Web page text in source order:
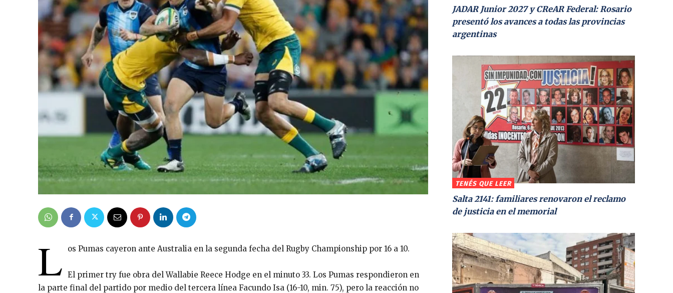
L os Pumas cayeron ante Australia en la segunda fecha del Rugby Championship por 16 a 10.
El primer try fue obra del Wallabie Reece Hodge en el minuto 33. Los Pumas respondieron en
la parte final del partido por medio del tercera línea Facundo Isa (16-10, min. 75), pero la reacción no
JADAR Junior 2027 y CReAR Federal: Rosario
presentó los avances a todas las provincias
argentinas
TENÉS QUE LEER
Salta 2141: familiares renovaron el reclamo
de justicia en el memorial